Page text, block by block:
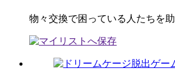
物々交換で困っている人たちを助